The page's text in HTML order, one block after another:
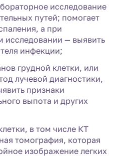
исследование
путей; помогает
а при
исследовании — выявить
инфекции;
грудной клетки, или
лучевой диагностики,
признаки
выпота и других
в том числе КТ
томография, которая
изображение легких